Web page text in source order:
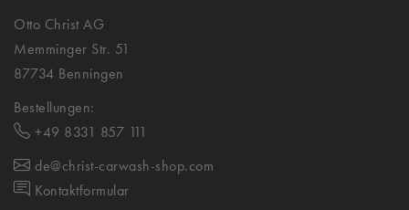
Otto Christ AG
Memminger Str. 51
87734 Benningen
Bestellungen:
+49 8331 857 111
de@christ-carwash-shop.com
Kontaktformular